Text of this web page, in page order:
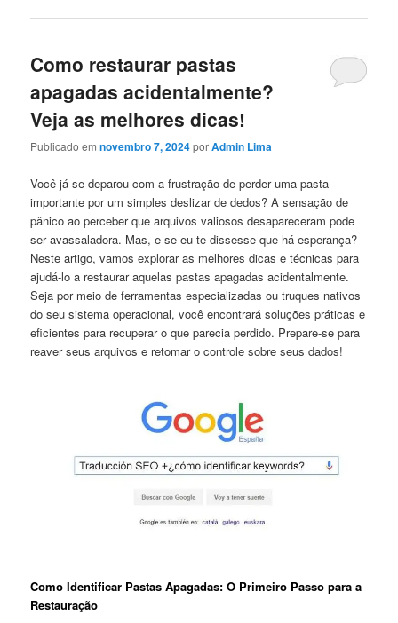
Como restaurar pastas
apagadas acidentalmente?
Veja as melhores dicas!
Publicado emnovembro 7, 2024porAdmin Lima
Você já se deparou com a frustração de perder uma pasta
importante por um ⁣simples deslizar de⁤ dedos? ‌A sensação de
pânico ao perceber que arquivos​ valiosos desapareceram pode
ser avassaladora. Mas, e se eu te dissesse​ que ​há⁢ esperança?
Neste artigo, vamos explorar ⁤as melhores dicas e técnicas para
ajudá-lo a⁣ restaurar aquelas pastas apagadas acidentalmente.
‍Seja ‍por meio de ferramentas especializadas ou ‌truques nativos
do ‍seu sistema operacional, você encontrará soluções práticas e
⁣eficientes para recuperar o que parecia perdido.⁣ Prepare-se para
reaver seus arquivos e‍ retomar⁣ o controle sobre‍ seus ⁣dados!
Como Identificar Pastas‍ Apagadas: O Primeiro Passo⁣ para⁣ a
Restauração